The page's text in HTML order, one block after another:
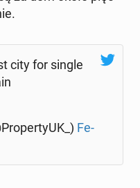
city for single
Fe­